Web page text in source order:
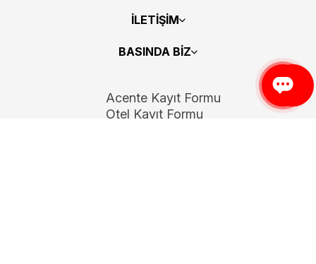
İLETİŞİM
BASINDA BİZ
Acente Kayıt Formu
Otel Kayıt Formu